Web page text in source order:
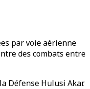
par voie aérienne
des combats entre
Défense Hulusi Akar.